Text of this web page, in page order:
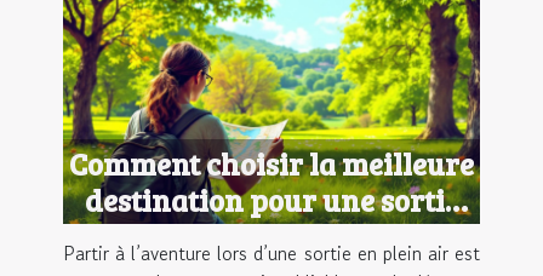
Comment choisir la meilleure
destination pour une sortie
en plein air ?
Partir à l’aventure lors d’une sortie en plein air est